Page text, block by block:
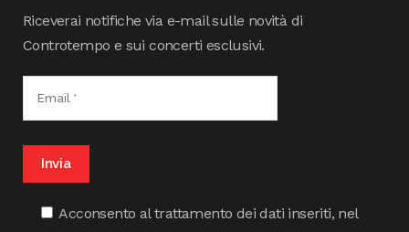
Riceverai notifiche via e-mail sulle novità di
Controtempo e sui concerti esclusivi.
Acconsento al trattamento dei dati inseriti, nel